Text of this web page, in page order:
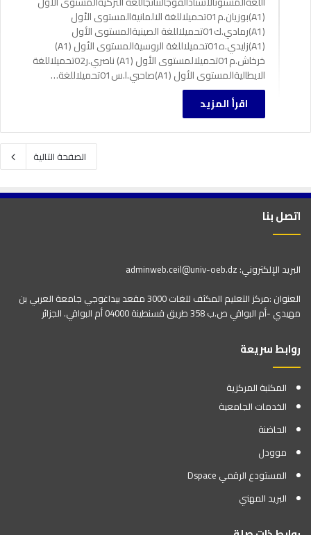
(A1)بوزيان.م01تحميلاللغة الالمانيةالمستوى الأول
(A1)رمادي.ك01تحميلاللغة الصينيةالمستوى الأول
(A1)زايدي.ه01تحميلاللغة الروسيةالمستوى الأول (A1)
خرخاش.م01تحميلالمستوى الأول (A1) ناصري.ر02تحميلاللغة
الايطاليةالمستوى الأول (A1)صاحبي.ا.س01تحميلاللغة…
اقرأ المزيد
الصفحة التالية
اتصل بنا
البريد الإلكتروني: adminweb.ceil@univ-oeb.dz
العنوان :مركز التعليم المكثف للغات 3000 مقعد بيداغوجي جامعة العربي بن
مهيدي -أم البواقي ص.ب 358 طريق قسنطينة 04000 أم البواقي. الجزائر
روابط سريعة
المكتبة المركزية
الخدمات الجامعية
الحاضنة
موودل
المستودع الرقمي Dspace
البريد المهني